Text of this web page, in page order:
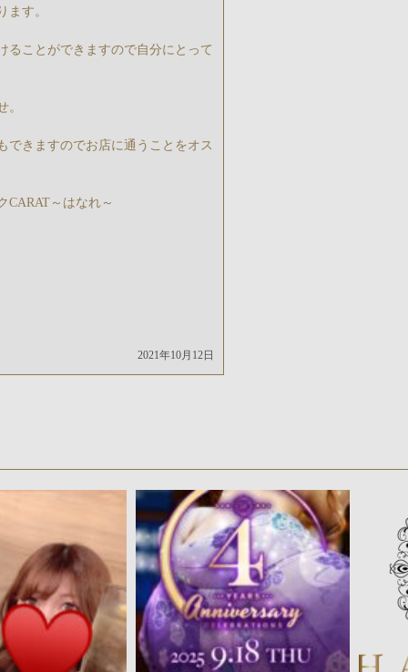
ます。
ることができますので自分にとって
。
できますのでお店に通うことをオス
CARAT～はなれ～
2021年10月12日